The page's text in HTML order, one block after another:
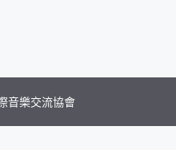
音樂交流協會